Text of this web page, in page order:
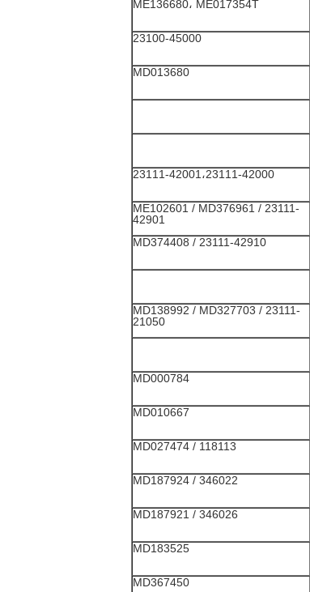
ME136680، ME017354T
23100-45000
MD013680
23111-42001،23111-42000
ME102601 / MD376961 / 23111-
42901
MD374408 / 23111-42910
MD138992 / MD327703 / 23111-
21050
MD000784
MD010667
MD027474 / 118113
MD187924 / 346022
MD187921 / 346026
MD183525
MD367450